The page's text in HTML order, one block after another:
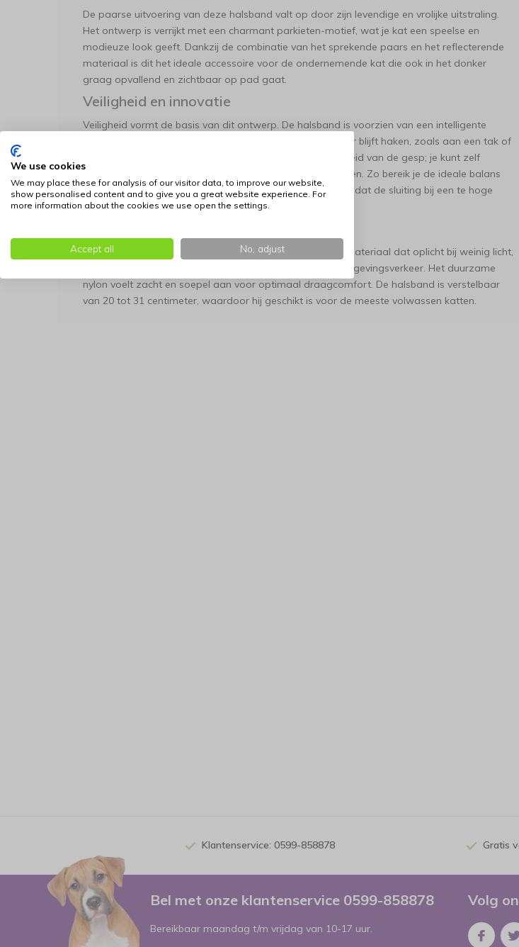
De paarse uitvoering van deze halsband valt op door zijn levendige en vrolijke uitstraling.
Het ontwerp is verrijkt met een charmant parkieten-motief, wat je kat een speelse en
modieuze look geeft. Dankzij de combinatie van het sprekende paars en het reflecterende
materiaal is dit het ideale accessoire voor de ondernemende kat die ook in het donker
graag opvallend en zichtbaar op pad gaat.
Veiligheid en innovatie
Veiligheid vormt de basis van dit ontwerp. De halsband is voorzien van een intelligente
veiligheidssluiting die direct opent als de kat ergens achter blijft haken, zoals aan een tak of
een hek. Uniek aan dit model is de instelbare belastbaarheid van de gesp; je kunt zelf
bepalen hoeveel kracht er nodig is om de sluiting te openen. Zo bereik je de ideale balans
tussen een halsband die goed blijft zitten en de zekerheid dat de sluiting bij een te hoge
druk altijd veilig losspringt.
De halsband is uitgerust met hoogwaardig reflecterend materiaal dat oplicht bij weinig licht,
waardoor je kat 's avonds veel beter zichtbaar is voor omgevingsverkeer. Het duurzame
nylon voelt zacht en soepel aan voor optimaal draagcomfort. De halsband is verstelbaar
van 20 tot 31 centimeter, waardoor hij geschikt is voor de meeste volwassen katten.
Klantenservice: 0599-858878 Gratis
Bel met onze klantenservice 0599-858878
Bereikbaar maandag t/m vrijdag van 10-17 uur.
Volg
We use cookies
We may place these for analysis of our visitor data, to improve our website,
show personalised content and to give you a great website experience. For
more information about the cookies we use open the settings.
Accept all No, adjust